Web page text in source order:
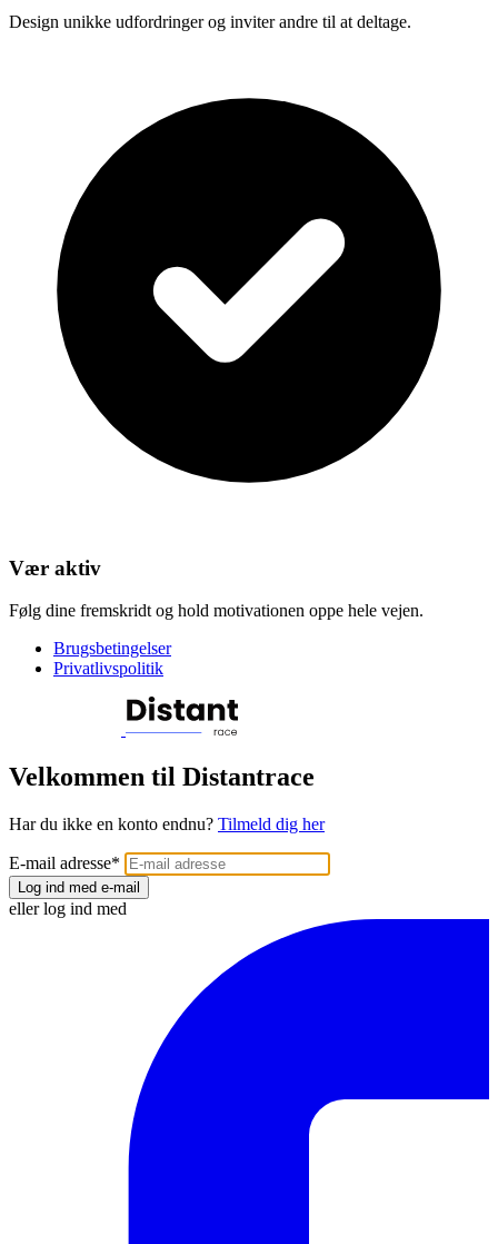
Design unikke udfordringer og inviter andre til at deltage.
Vær aktiv
Følg dine fremskridt og hold motivationen oppe hele vejen.
Brugsbetingelser
Privatlivspolitik
Velkommen til Distantrace
Har du ikke en konto endnu? Tilmeld dig her
E-mail adresse*
Log ind med e-mail
eller log ind med